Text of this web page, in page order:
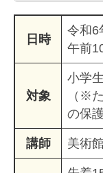
日時
令和6
午前
対象
小学
（※
の保
講師 美術